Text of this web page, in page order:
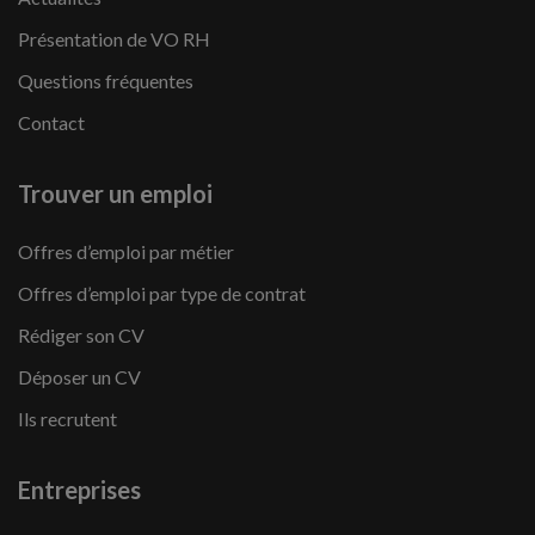
Présentation de VO RH
Questions fréquentes
Contact
Trouver un emploi
Offres d’emploi par métier
Offres d’emploi par type de contrat
Rédiger son CV
Déposer un CV
Ils recrutent
Entreprises